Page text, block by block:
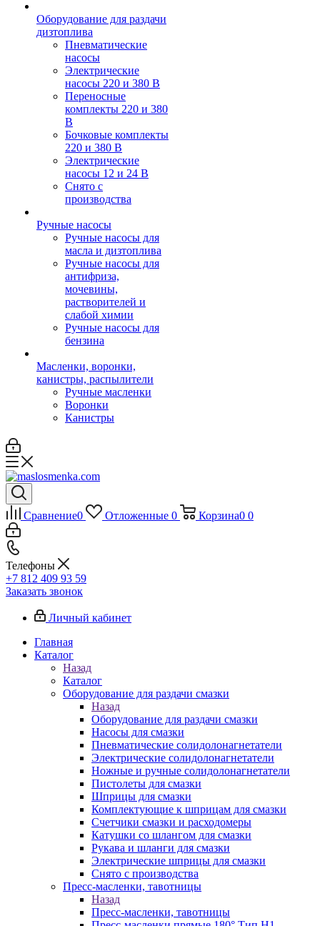
Оборудование для раздачи
дизтоплива
Пневматические
насосы
Электрические
насосы 220 и 380 В
Переносные
комплекты 220 и 380
В
Бочковые комплекты
220 и 380 В
Электрические
насосы 12 и 24 В
Снято с
производства
Ручные насосы
Ручные насосы для
масла и дизтоплива
Ручные насосы для
антифриза,
мочевины,
растворителей и
слабой химии
Ручные насосы для
бензина
Масленки, воронки,
канистры, распылители
Ручные масленки
Воронки
Канистры
Сравнение0 Отложенные 0 Корзина0 0
Телефоны
+7 812 409 93 59
Заказать звонок
Личный кабинет
Главная
Каталог
Назад
Каталог
Оборудование для раздачи смазки
Назад
Оборудование для раздачи смазки
Насосы для смазки
Пневматические солидолонагнетатели
Электрические солидолонагнетатели
Ножные и ручные солидолонагнетатели
Пистолеты для смазки
Шприцы для смазки
Комплектующие к шприцам для смазки
Счетчики смазки и расходомеры
Катушки со шлангом для смазки
Рукава и шланги для смазки
Электрические шприцы для смазки
Снято с производства
Пресс-масленки, тавотницы
Назад
Пресс-масленки, тавотницы